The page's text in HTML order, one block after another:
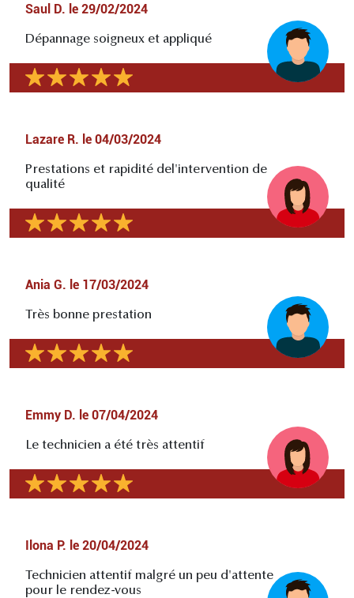
Saul D. le 29/02/2024
Dépannage soigneux et appliqué
Lazare R. le 04/03/2024
Prestations et rapidité del'intervention de
qualité
Ania G. le 17/03/2024
Très bonne prestation
Emmy D. le 07/04/2024
Le technicien a été très attentif
Ilona P. le 20/04/2024
Technicien attentif malgré un peu d'attente
pour le rendez-vous